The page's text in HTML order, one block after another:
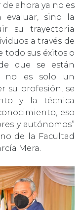
ahora ya no es
evaluar, sino la
su trayectoria
a través de
todo sus éxitos o
que se están
no es solo un
su profesión, se
y la técnica
eso
y autónomos”
de la Facultad
Mera.